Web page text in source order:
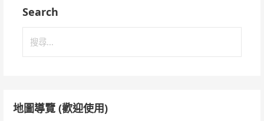
Search
地圖導覽 (歡迎使用)